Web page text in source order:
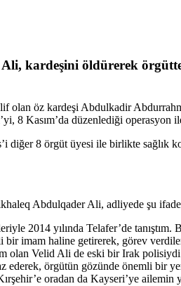
kardeşini öldürerek
öz kardeşi Abdulkadir
8 Kasım’da düzenlediği operasyon
diğer 8 örgüt üyesi ile birlikte sağlık
Abdulqader Ali, adliyede şu
2014 yılında Telafer’de tanıştım.
bir imam haline getirerek, görev
olan Velid Ali de eski bir Irak
ederek, örgütün gözünde önemli bir
oradan da Kayseri’ye ailemin